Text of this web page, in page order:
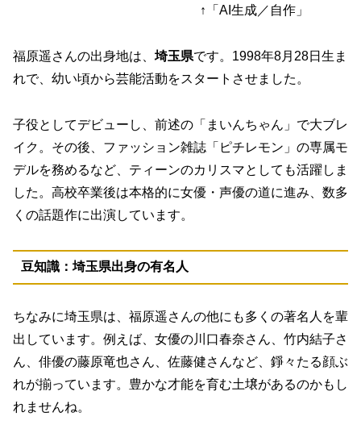
↑「AI生成／自作」
福原遥さんの出身地は、 埼玉県です。1998年8月28日生ま
れで、幼い頃から芸能活動をスタートさせました。
子役としてデビューし、前述の「まいんちゃん」で大ブレ
イク。その後、ファッション雑誌「ピチレモン」の専属モ
デルを務めるなど、ティーンのカリスマとしても活躍しま
した。高校卒業後は本格的に女優・声優の道に進み、数多
くの話題作に出演しています。
豆知識：埼玉県出身の有名人
ちなみに埼玉県は、福原遥さんの他にも多くの著名人を輩
出しています。例えば、女優の川口春奈さん、竹内結子さ
ん、俳優の藤原竜也さん、佐藤健さんなど、錚々たる顔ぶ
れが揃っています。豊かな才能を育む土壌があるのかもし
れませんね。